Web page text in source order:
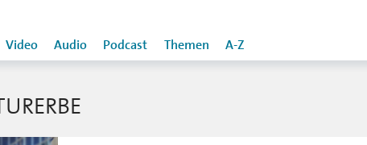
Video Audio Podcast Themen A-Z